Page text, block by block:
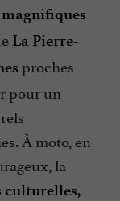
magnifiques
La Pierre-
proches
pour un
À moto, en
la
culturelles,